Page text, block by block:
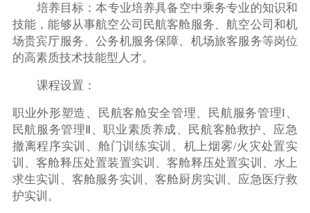
培养目标：本专业培养具备空中乘务专业的知识和
技能，能够从事航空公司民航客舱服务、航空公司和机
场贵宾厅服务、公务机服务保障、机场旅客服务等岗位
的高素质技术技能型人才。
课程设置：
职业外形塑造、民航客舱安全管理、民航服务管理Ⅰ、
民航服务管理Ⅱ、职业素质养成、民航客舱救护、应急
撤离程序实训、舱门训练实训、机上烟雾/火灾处置实
训、客舱释压处置装置实训、客舱释压处置实训、水上
求生实训、客舱服务实训、客舱厨房实训、应急医疗救
护实训。